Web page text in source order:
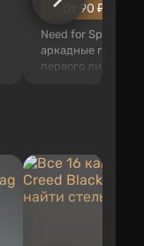
От 90 ₽
Need for Speed:
аркадные гонки с
первого лица. В
нарушите